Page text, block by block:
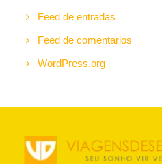
Feed de entradas
Feed de comentarios
WordPress.org